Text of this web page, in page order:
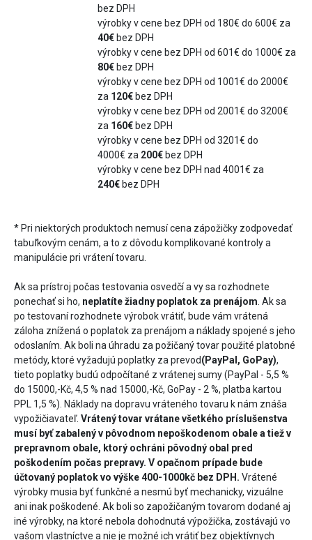
bez DPH
výrobky v cene bez DPH od 180€ do 600€ za
40€ bez DPH
výrobky v cene bez DPH od 601€ do 1000€ za
80€ bez DPH
výrobky v cene bez DPH od 1001€ do 2000€
za 120€ bez DPH
výrobky v cene bez DPH od 2001€ do 3200€
za 160€ bez DPH
výrobky v cene bez DPH od 3201€ do
4000€ za 200€ bez DPH
výrobky v cene bez DPH nad 4001€ za
240€ bez DPH
​* Pri niektorých produktoch nemusí cena zápožičky zodpovedať
tabuľkovým cenám, a to z dôvodu komplikované kontroly a
manipulácie pri vrátení tovaru.
Ak sa prístroj počas testovania osvedčí a vy sa rozhodnete
ponechať si ho, neplatíte žiadny poplatok za prenájom . Ak sa
po testovaní rozhodnete výrobok vrátiť, bude vám vrátená
záloha znížená o poplatok za prenájom a náklady spojené s jeho
odoslaním. Ak boli na úhradu za požičaný tovar použité platobné
metódy, ktoré vyžadujú poplatky za prevod(PayPal, GoPay),
tieto poplatky budú odpočítané z vrátenej sumy (PayPal - 5,5 %
do 15000,-Kč, 4,5 % nad 15000,-Kč, GoPay - 2 %, platba kartou
PPL 1,5 %). Náklady na dopravu vráteného tovaru k nám znáša
vypožičiavateľ. Vrátený tovar vrátane všetkého príslušenstva
musí byť zabalený v pôvodnom nepoškodenom obale a tiež v
prepravnom obale, ktorý ochráni pôvodný obal pred
poškodením počas prepravy. V opačnom prípade bude
účtovaný poplatok vo výške 400-1000kč bez DPH. Vrátené
výrobky musia byť funkčné a nesmú byť mechanicky, vizuálne
ani inak poškodené. Ak boli so zapožičaným tovarom dodané aj
iné výrobky, na ktoré nebola dohodnutá výpožička, zostávajú vo
vašom vlastníctve a nie je možné ich vrátiť bez objektívnych